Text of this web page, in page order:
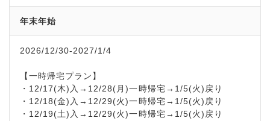
年末年始
2026/12/30-2027/1/4
【一時帰宅プラン】
・12/17(木)入→12/28(月)一時帰宅→1/5(火)戻り
・12/18(金)入→12/29(火)一時帰宅→1/5(火)戻り
・12/19(土)入→12/29(火)一時帰宅→1/5(火)戻り